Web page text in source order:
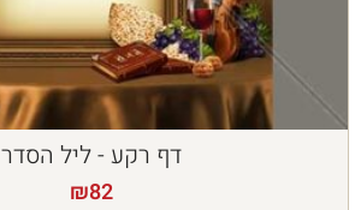
דף רקע - ליל הסדר
₪82